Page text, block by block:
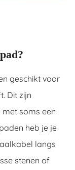
geschikt voor
Dit zijn
soms een
heb je je
langs
stenen of